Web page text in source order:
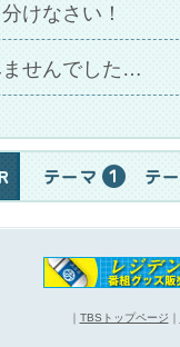
けなさい！
せんでした…
｜ TBSトップページ ｜